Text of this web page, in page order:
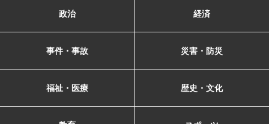
政治 経済
事件・事故 災害・防災
福祉・医療 歴史・文化